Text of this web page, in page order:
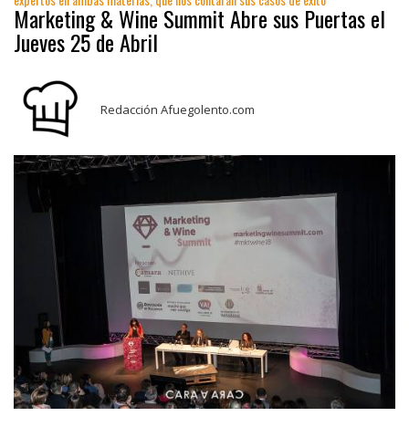
Marketing & Wine Summit Abre sus Puertas el
Jueves 25 de Abril
Redacción Afuegolento.com